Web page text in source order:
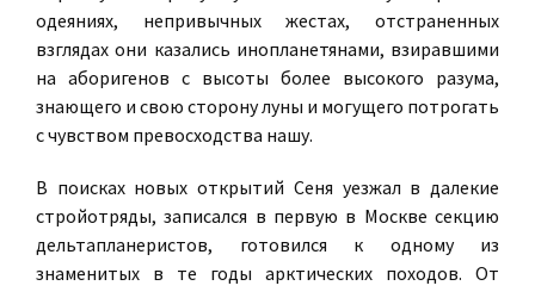
одеяниях, непривычных жестах, отстраненных
взглядах они казались инопланетянами, взиравшими
на аборигенов с высоты более высокого разума,
знающего и свою сторону луны и могущего потрогать
с чувством превосходства нашу.
В поисках новых открытий Сеня уезжал в далекие
стройотряды, записался в первую в Москве секцию
дельтапланеристов, готовился к одному из
знаменитых в те годы арктических походов. От